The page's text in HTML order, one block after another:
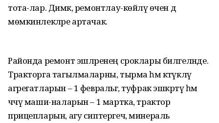
тота-лар. Димәк, ремонтлау-көйләү өчен дә
мөмкинлекләре артачак.
Районда ремонт эшләренең сроклары билгеләнде.
Тракторга тагылмаларны, тырма һәм кәтүкләү
агрегатларын – 1 февральгә, туфрак эшкәртү һәм
чәчү маши-наларын – 1 мартка, трактор
прицепларын, агу сиптергеч, минераль